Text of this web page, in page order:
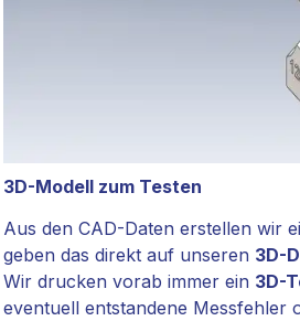
3D-Modell zum Testen
Aus den CAD-Daten erstellen wir
geben das direkt auf unseren 3D-
Wir drucken vorab immer ein 3D-
eventuell entstandene Messfehler